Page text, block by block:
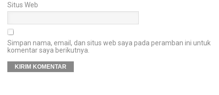
Situs Web
Simpan nama, email, dan situs web saya pada peramban ini untuk
komentar saya berikutnya.